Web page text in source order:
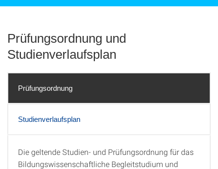
Prüfungsordnung und
Studienverlaufsplan
Prüfungsordnung
Studienverlaufsplan
Prüfungsordnung
Die geltende Studien- und Prüfungsordnung für das
Bildungswissenschaftliche Begleitstudium und